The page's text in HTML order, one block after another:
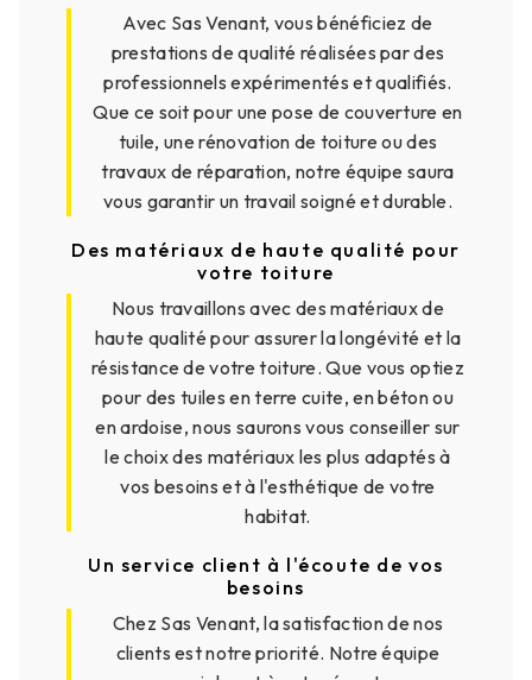
Avec Sas Venant, vous bénéficiez de
prestations de qualité réalisées par des
professionnels expérimentés et qualifiés.
Que ce soit pour une pose de couverture en
tuile, une rénovation de toiture ou des
travaux de réparation, notre équipe saura
vous garantir un travail soigné et durable.
Des matériaux de haute qualité pour
votre toiture
Nous travaillons avec des matériaux de
haute qualité pour assurer la longévité et la
résistance de votre toiture. Que vous optiez
pour des tuiles en terre cuite, en béton ou
en ardoise, nous saurons vous conseiller sur
le choix des matériaux les plus adaptés à
vos besoins et à l'esthétique de votre
habitat.
Un service client à l'écoute de vos
besoins
Chez Sas Venant, la satisfaction de nos
clients est notre priorité. Notre équipe